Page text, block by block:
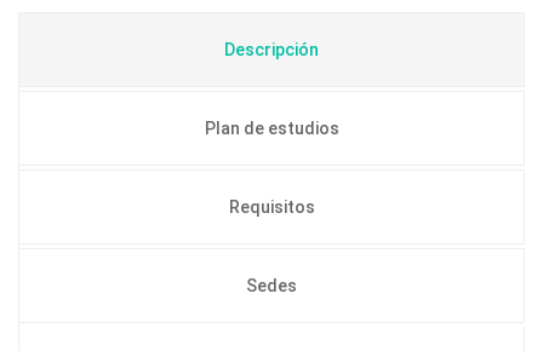
Descripción
Plan de estudios
Requisitos
Sedes